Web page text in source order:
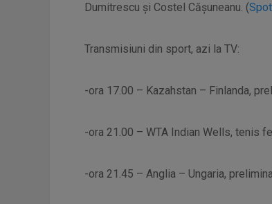
Dumitrescu și Costel Cășuneanu. (
Transmisiuni din sport, azi la TV:
-ora 17.00 – Kazahstan – Finlanda,
-ora 21.00 – WTA Indian Wells, tenis
-ora 21.45 – Anglia – Ungaria,